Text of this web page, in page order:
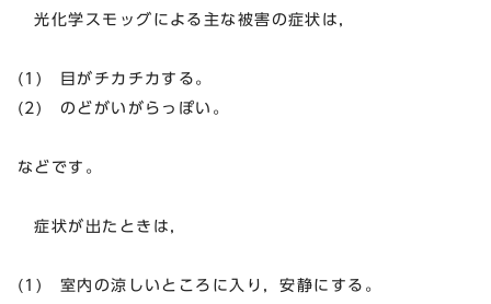
光化学スモッグによる主な被害の症状は，
(1) 目がチカチカする。
(2) のどがいがらっぽい。
などです。
症状が出たときは，
(1) 室内の涼しいところに入り，安静にする。